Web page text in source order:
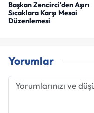
Başkan Zencirci'den Aşırı
Sıcaklara Karşı Mesai
Düzenlemesi
Yorumlar